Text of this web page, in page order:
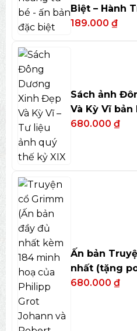
Biệt – Hành
Tế
189.000 ₫
Sách ảnh
Và Kỳ Vĩ
680.000 ₫
Ấn bản
nhất (tặng
bookmark)
680.000 ₫